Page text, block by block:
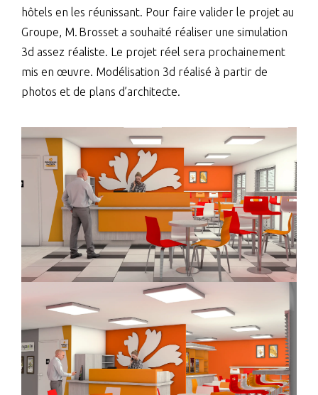
hôtels en les réunissant. Pour faire valider le projet au
Groupe, M. Brosset a souhaité réaliser une simulation
3d assez réaliste. Le projet réel sera prochainement
mis en œuvre. Modélisation 3d réalisé à partir de
photos et de plans d’architecte.